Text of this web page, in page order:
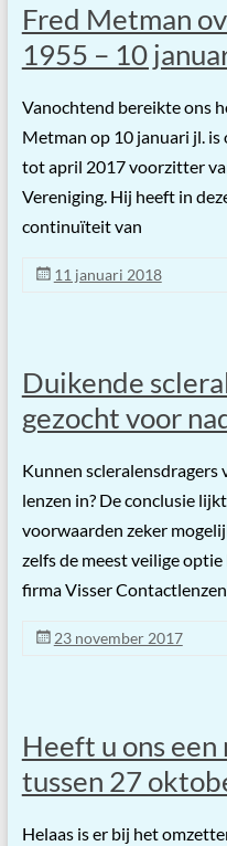
Fred Metman
1955 – 10
Vanochtend bereikte ons
Metman op 10 januari jl. is
tot april 2017 voorzitter
Vereniging. Hij heeft in
continuïteit van
11 januari 2018
Duikende
gezocht voor
Kunnen scleralensdragers
lenzen in? De conclusie
voorwaarden zeker
zelfs de meest veilige
firma Visser
23 november 2017
Heeft u ons
tussen 27
Helaas is er bij het